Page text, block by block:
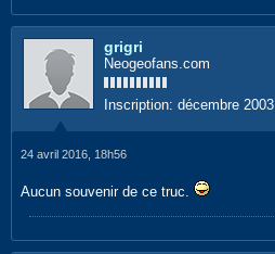
grigri
Neogeofans.com
Inscription: décembre 2003
24 avril 2016, 18h56
Aucun souvenir de ce truc.